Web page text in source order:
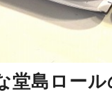
堂島ロー